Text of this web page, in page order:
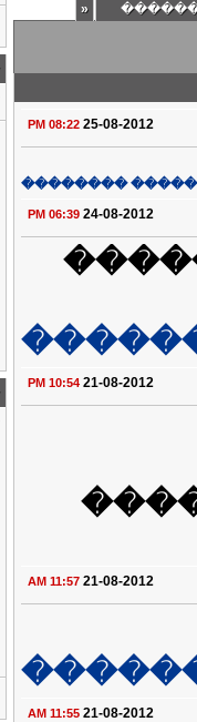
»
25-08-2012
08:22 PM
������
24-08-2012
06:39 PM
��
21-08-2012
10:54 PM
21-08-2012
11:57 AM
21-08-2012
11:55 AM